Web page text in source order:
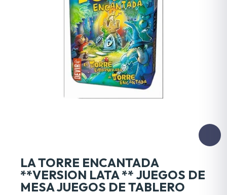
LA TORRE ENCANTADA
**VERSION LATA ** JUEGOS DE
MESA JUEGOS DE TABLERO